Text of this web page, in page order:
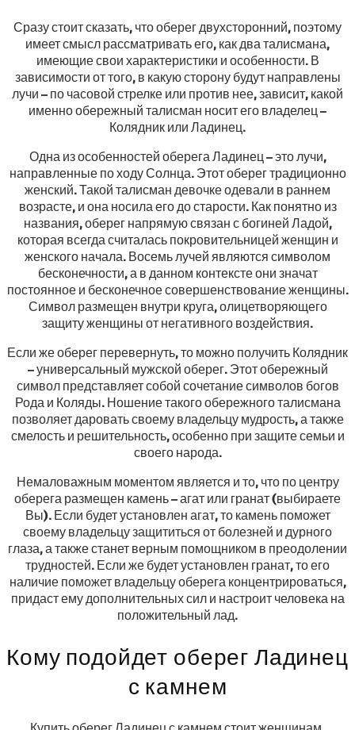
Сразу стоит сказать, что оберег двухсторонний, поэтому
имеет смысл рассматривать его, как два талисмана,
имеющие свои характеристики и особенности. В
зависимости от того, в какую сторону будут направлены
лучи – по часовой стрелке или против нее, зависит, какой
именно обережный талисман носит его владелец –
Колядник или Ладинец.
Одна из особенностей оберега Ладинец – это лучи,
направленные по ходу Солнца. Этот оберег традиционно
женский. Такой талисман девочке одевали в раннем
возрасте, и она носила его до старости. Как понятно из
названия, оберег напрямую связан с богиней Ладой,
которая всегда считалась покровительницей женщин и
женского начала. Восемь лучей являются символом
бесконечности, а в данном контексте они значат
постоянное и бесконечное совершенствование женщины.
Символ размещен внутри круга, олицетворяющего
защиту женщины от негативного воздействия.
Если же оберег перевернуть, то можно получить Колядник
– универсальный мужской оберег. Этот обережный
символ представляет собой сочетание символов богов
Рода и Коляды. Ношение такого обережного талисмана
позволяет даровать своему владельцу мудрость, а также
смелость и решительность, особенно при защите семьи и
своего народа.
Немаловажным моментом является и то, что по центру
оберега размещен камень – агат или гранат (выбираете
Вы). Если будет установлен агат, то камень поможет
своему владельцу защититься от болезней и дурного
глаза, а также станет верным помощником в преодолении
трудностей. Если же будет установлен гранат, то его
наличие поможет владельцу оберега концентрироваться,
придаст ему дополнительных сил и настроит человека на
положительный лад.
Кому подойдет оберег Ладинец
с камнем